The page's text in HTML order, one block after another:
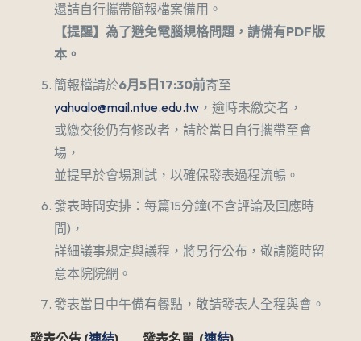
還請自行攜帶簡報檔案備用。
【提醒】為了避免電腦規格問題，請備有PDF版
本。
簡報檔請於6月5日17:30前寄至
yahualo@mail.ntue.edu.tw，逾時未繳交者，
或繳交後仍有修改者，請於當日自行攜帶至會
場，
並提早於會場測試，以確保發表過程流暢。
發表時間安排：每篇15分鐘(不含評論及回應時
間)，
詳細議事規定與議程，將另行公布，敬請隨時留
意本院院網。
發表當日中午備有餐點，敬請發表人全程與會。